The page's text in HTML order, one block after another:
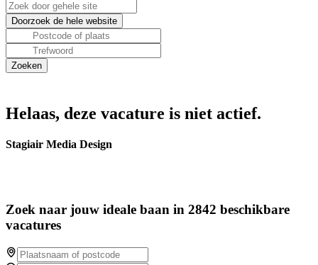
Helaas, deze vacature is niet actief.
Stagiair Media Design
Zoek naar jouw ideale baan in 2842 beschikbare
vacatures